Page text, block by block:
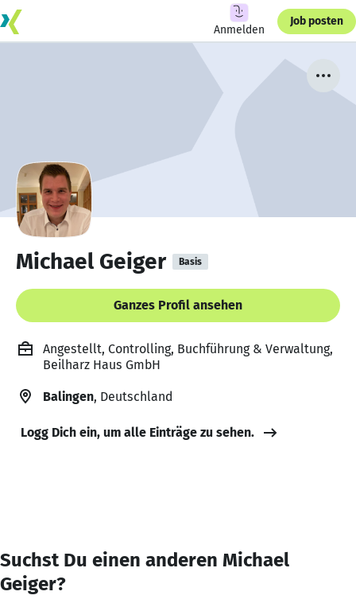
Anmelden
Job posten
Michael Geiger Basis
Ganzes Profil ansehen
Angestellt, Controlling, Buchführung & Verwaltung,
Beilharz Haus GmbH
Balingen, Deutschland
Logg Dich ein, um alle Einträge zu sehen.
Suchst Du einen anderen Michael
Geiger?